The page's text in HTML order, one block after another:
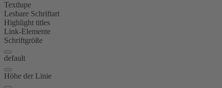
Textlupe
Lesbare Schriftart
Highlight titles
Link-Elemente
Schriftgröße
default
Höhe der Linie